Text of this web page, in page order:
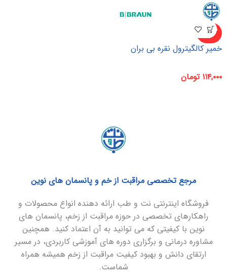
ناموجو
د
خمیر کالگیترول نقره بی بران
۱۱۴,۰۰۰ تومان
مرجع تخصصی مراقبت از خم و پانسمان های نوین
فروشگاه اینترنتی نت و طب ارائه دهنده انواع محصولات و
راهکارهای تخصصی در حوزه مراقبت از زخم، پانسمان های
نوین با کیفیتی که می توانید به آن اعتماد کنید. همچنین
مشاوره درمانی و برگزاری دوره های آموزشی کاربردی، در مسیر
ارتقای دانش و بهبود کیفیت مراقبت از زخم همیشه همراه
شماست.